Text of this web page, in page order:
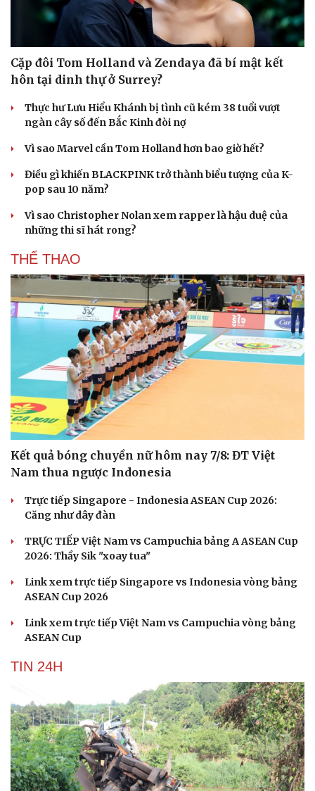
Du lịch
Tư vấn
check-in
Hạt giống tâm hồn
Cặp đôi Tom Holland và Zendaya đã bí mật kết
hôn tại dinh thự ở Surrey?
Thực hư Lưu Hiểu Khánh bị tình cũ kém 38 tuổi vượt
ngàn cây số đến Bắc Kinh đòi nợ
Vì sao Marvel cần Tom Holland hơn bao giờ hết?
Điều gì khiến BLACKPINK trở thành biểu tượng của K-
pop sau 10 năm?
Vì sao Christopher Nolan xem rapper là hậu duệ của
những thi sĩ hát rong?
THỂ THAO
Kết quả bóng chuyền nữ hôm nay 7/8: ĐT Việt
Nam thua ngược Indonesia
Trực tiếp Singapore - Indonesia ASEAN Cup 2026:
Căng như dây đàn
TRỰC TIẾP Việt Nam vs Campuchia bảng A ASEAN Cup
2026: Thầy Sik "xoay tua"
Link xem trực tiếp Singapore vs Indonesia vòng bảng
ASEAN Cup 2026
Link xem trực tiếp Việt Nam vs Campuchia vòng bảng
ASEAN Cup
TIN 24H